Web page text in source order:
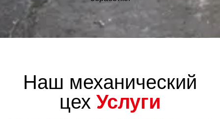
Наш механический
цех Услуги